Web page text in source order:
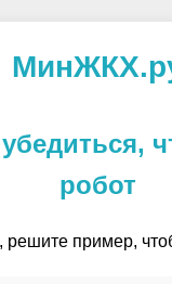
робот
решите пример,